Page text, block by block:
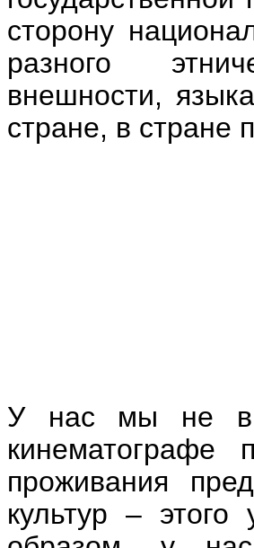
сторону
разного
внешности,
стране, в стране
У нас мы не
кинематографе
проживания
культур –